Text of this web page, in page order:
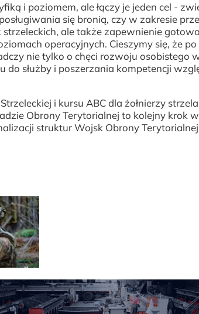
i poziomem, ale łączy je jeden cel -
się bronią, czy w zakresie
ale także zapewnienie
operacyjnych. Cieszymy się, że
nie tylko o chęci rozwoju osobistego
do służby i poszerzania kompetencji
i kursu ABC dla żołnierzy
Obrony Terytorialnej to kolejny krok
struktur Wojsk Obrony